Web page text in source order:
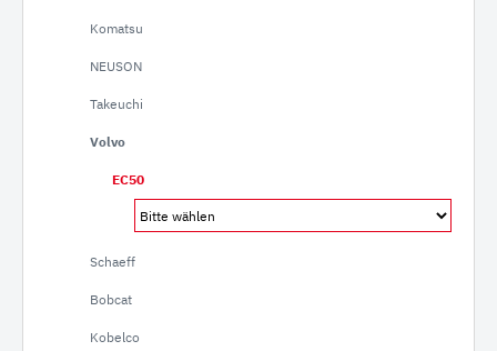
Komatsu
NEUSON
Takeuchi
Volvo
EC50
Schaeff
Bobcat
Kobelco